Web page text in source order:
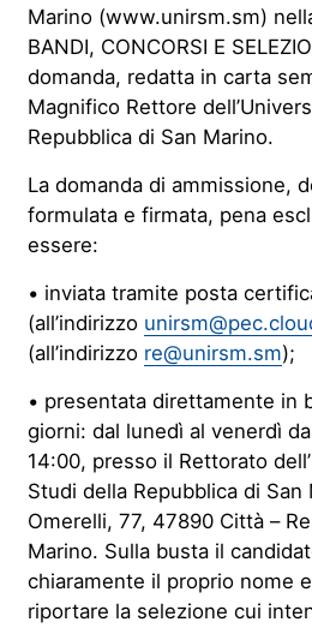
Marino (www.unirsm.sm)
BANDI, CONCORSI E
domanda, redatta in carta
Magnifico Rettore
Repubblica di San Marino.
La domanda di ammissione,
formulata e firmata, pena
essere:
• inviata tramite posta
(all’indirizzo
(all’indirizzo re@unirsm.sm);
• presentata direttamente in
giorni: dal lunedì al venerdì
14:00, presso il Rettorato
Studi della Repubblica di San
Omerelli, 77, 47890 Città –
Marino. Sulla busta il
chiaramente il proprio nome
riportare la selezione cui